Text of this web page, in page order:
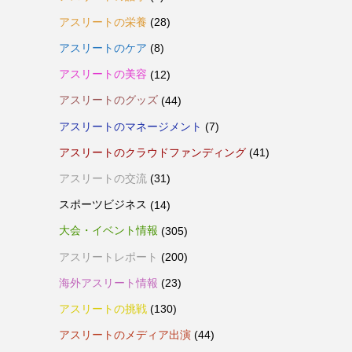
アスリートの栄養 (28)
アスリートのケア (8)
アスリートの美容 (12)
アスリートのグッズ(44)
アスリートのマネージメント (7)
アスリートのクラウドファンディング(41)
アスリートの交流(31)
スポーツビジネス (14)
大会・イベント情報 (305)
アスリートレポート (200)
海外アスリート情報 (23)
アスリートの挑戦(130)
アスリートのメディア出演(44)